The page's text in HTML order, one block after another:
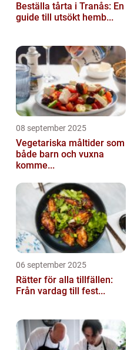
Beställa tårta i Tranås: En
guide till utsökt hemb...
08 september 2025
Vegetariska måltider som
både barn och vuxna
komme...
06 september 2025
Rätter för alla tillfällen:
Från vardag till fest...